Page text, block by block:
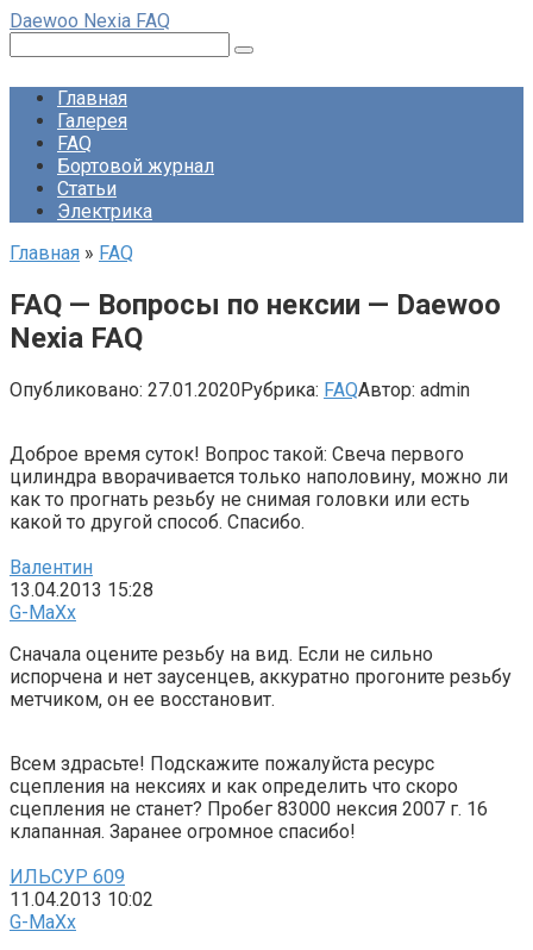
Перейти
контенту
Daewoo Nexia FAQ
Главная
Галерея
FAQ
Бортовой журнал
Статьи
Электрика
Главная » FAQ
FAQ — Вопросы по нексии — Daewoo
Nexia FAQ
Опубликовано: 27.01.2020Рубрика: FAQАвтор: admin
Доброе время суток! Вопрос такой: Свеча первого
цилиндра вворачивается только наполовину, можно ли
как то прогнать резьбу не снимая головки или есть
какой то другой способ. Спасибо.
Валентин
13.04.2013 15:28
G-MaXx
Сначала оцените резьбу на вид. Если не сильно
испорчена и нет заусенцев, аккуратно прогоните резьбу
метчиком, он ее восстановит.
Всем здрасьте! Подскажите пожалуйста ресурс
сцепления на нексиях и как определить что скоро
сцепления не станет? Пробег 83000 нексия 2007 г. 16
клапанная. Заранее огромное спасибо!
ИЛЬСУР 609
11.04.2013 10:02
G-MaXx